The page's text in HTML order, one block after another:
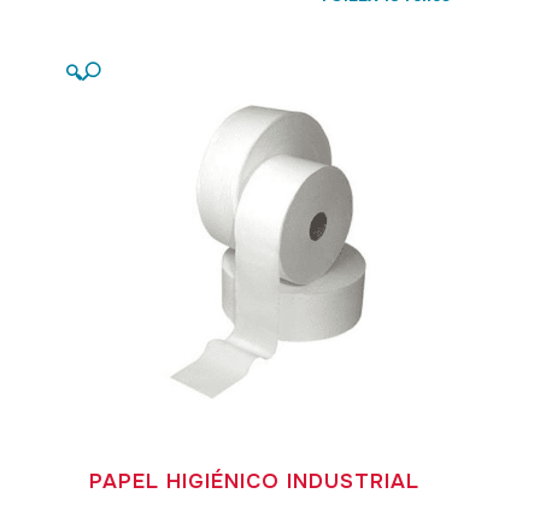
🔍
PAPEL HIGIÉNICO INDUSTRIAL